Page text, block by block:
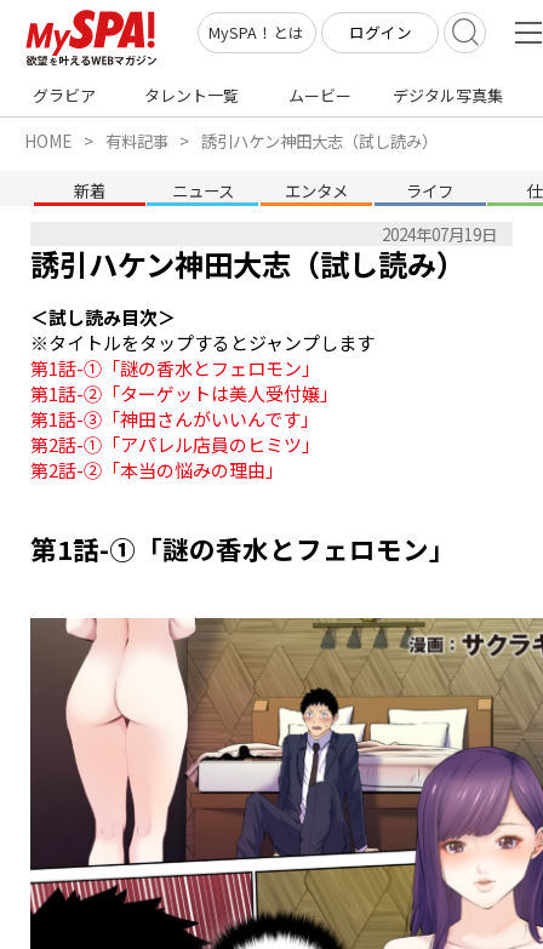
MySPA！とは ログイン
グラビア タレント一覧 ムービー デジタル写真集
HOME 有料記事 誘引ハケン神田大志（試し読み）
新着 ニュース エンタメ ライフ
2024年07月19日
誘引ハケン神田大志（試し読み）
＜試し読み目次＞
第1話-①「謎の香水とフェロモン」
第1話-②「ターゲットは美人受付嬢」
第1話-③「神田さんがいいんです」
第2話-①「アパレル店員のヒミツ」
第2話-②「本当の悩みの理由」
第1話-①「謎の香水とフェロモン」